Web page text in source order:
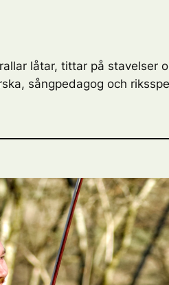
låtar, tittar på stavelser
sångpedagog och